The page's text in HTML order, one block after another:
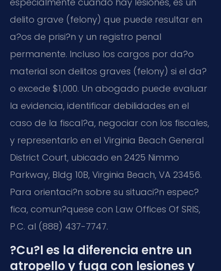
delito grave (felony) que puede resultar en
a?os de prisi?n y un registro penal
permanente. Incluso los cargos por da?o
material son delitos graves (felony) si el da?
o excede $1,000. Un abogado puede evaluar
la evidencia, identificar debilidades en el
caso de la fiscal?a, negociar con los fiscales,
y representarlo en el Virginia Beach General
District Court, ubicado en 2425 Nimmo
Parkway, Bldg 10B, Virginia Beach, VA 23456.
Para orientaci?n sobre su situaci?n espec?
fica, comun?quese con Law Offices Of SRIS,
P.C. al (888) 437-7747.
?Cu?l es la diferencia entre un
atropello y fuga con lesiones y